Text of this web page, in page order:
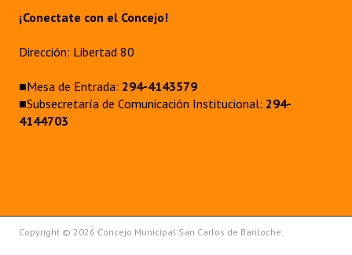
¡Conectate con el Concejo!
Dirección: Libertad 80
■Mesa de Entrada: 294-4143579
■Subsecretaría de Comunicación Institucional: 294-
4144703
Copyright © 2026 Concejo Municipal San Carlos de Bariloche.